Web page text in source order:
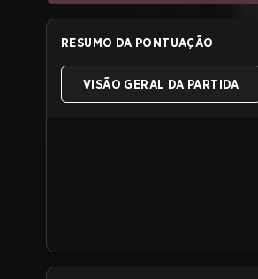
RESUMO DA PONTUAÇÃO
VISÃO GERAL DA PARTIDA